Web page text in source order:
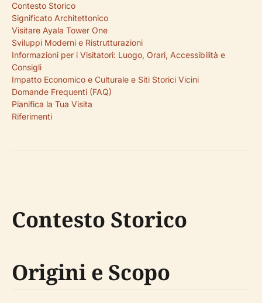
Contesto Storico
Significato Architettonico
Visitare Ayala Tower One
Sviluppi Moderni e Ristrutturazioni
Informazioni per i Visitatori: Luogo, Orari, Accessibilità e
Consigli
Impatto Economico e Culturale e Siti Storici Vicini
Domande Frequenti (FAQ)
Pianifica la Tua Visita
Riferimenti
Contesto Storico
Origini e Scopo